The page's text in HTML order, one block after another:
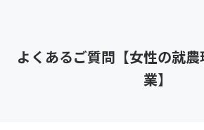
よくあるご質問【女性の就
業】